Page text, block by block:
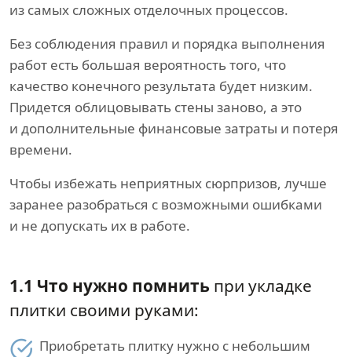
из самых сложных отделочных процессов.
Без соблюдения правил и порядка выполнения
работ есть большая вероятность того, что
качество конечного результата будет низким.
Придется облицовывать стены заново, а это
и дополнительные финансовые затраты и потеря
времени.
Чтобы избежать неприятных сюрпризов, лучше
заранее разобраться с возможными ошибками
и не допускать их в работе.
1.1 Что нужно помнить при укладке
плитки своими руками:
Приобретать плитку нужно с небольшим